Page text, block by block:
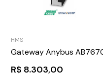
HMS
Gateway Anybus
R$ 8.303,00